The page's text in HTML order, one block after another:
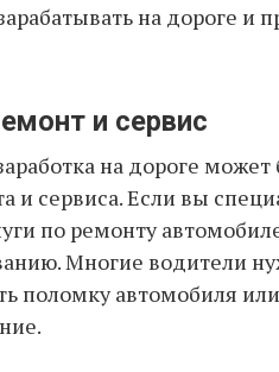
на дороге и
и сервис
на дороге может
и сервиса. Если вы
по ремонту
Многие водители
поломку автомобиля